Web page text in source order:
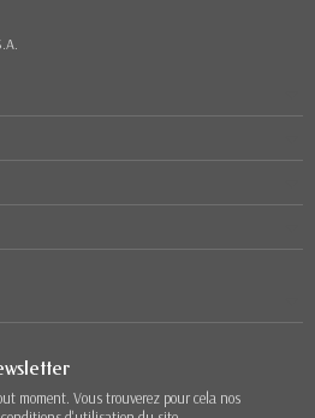
moment. Vous trouverez pour cela nos